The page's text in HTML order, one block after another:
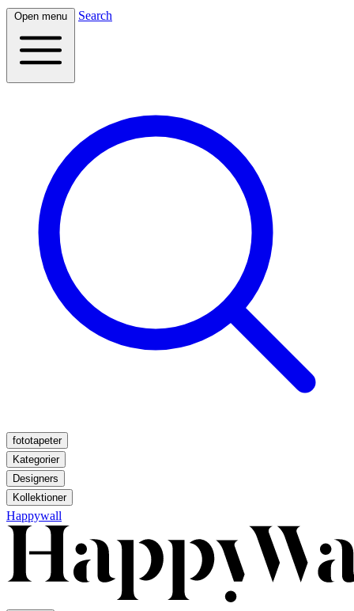
Open menu Search
fototapeter
Kategorier
Designers
Kollektioner
Happywall